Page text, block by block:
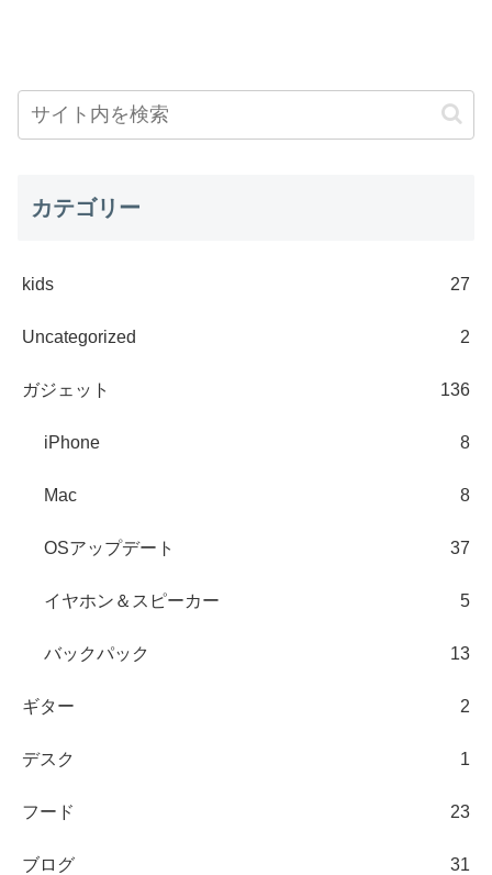
カテゴリー
kids 27
Uncategorized 2
ガジェット 136
iPhone 8
Mac 8
OSアップデート 37
イヤホン＆スピーカー 5
バックパック 13
ギター 2
デスク 1
フード 23
ブログ 31